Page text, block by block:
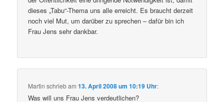
dieses „Tabu“-Thema uns alle erreicht. Es braucht derzeit
noch viel Mut, um darüber zu sprechen – dafür bin ich
Frau Jens sehr dankbar.
Martin schriebam13. April 2008 um 10:19 Uhr:
Was will uns Frau Jens verdeutlichen?